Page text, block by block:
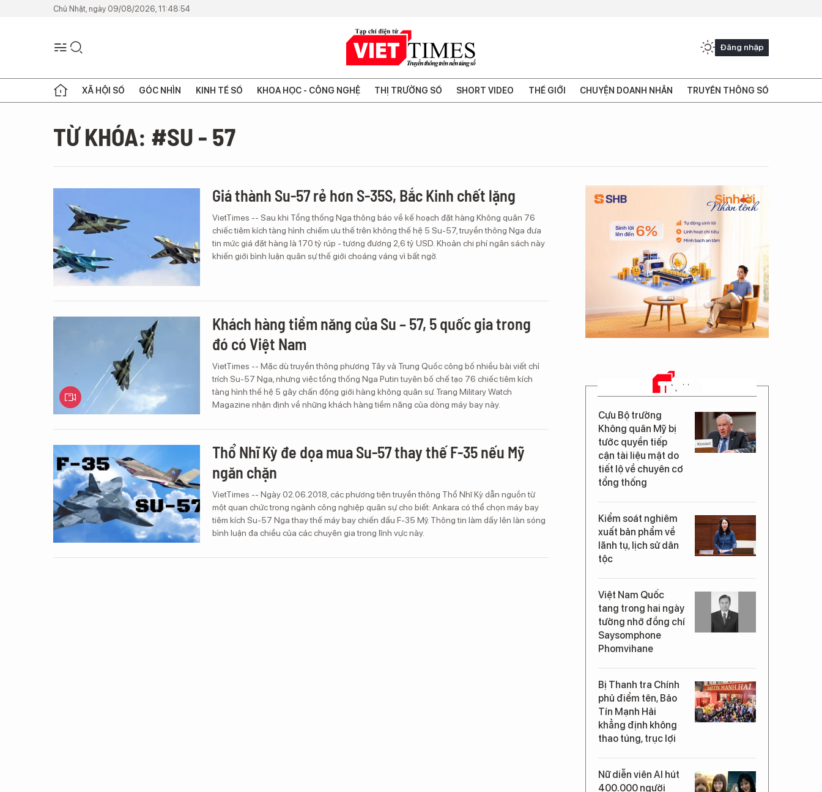
Chủ Nhật, ngày 09/08/2026, 11:48:54
Đăng nhập
XÃ HỘI SỐ GÓC NHÌN KINH TẾ SỐ KHOA HỌC - CÔNG NGHỆ THỊ TRƯỜNG SỐ SHORT VIDEO THẾ GIỚI CHUYỆN DOANH NHÂN TRUYỀN THÔNG SỐ
TỪ KHÓA: #SU - 57
Giá thành Su-57 rẻ hơn S-35S, Bắc Kinh chết lặng
VietTimes -- Sau khi Tổng thống Nga thông báo về kế hoạch đặt hàng Không quân 76
chiếc tiêm kích tàng hình chiếm ưu thế trên không thế hệ 5 Su-57, truyền thông Nga đưa
tin mức giá đặt hàng là 170 tỷ rúp - tương đương 2,6 tỷ USD. Khoản chi phí ngân sách này
khiến giới bình luận quân sự thế giới choáng váng vì bất ngờ.
Khách hàng tiềm năng của Su – 57, 5 quốc gia trong
đó có Việt Nam
VietTimes -- Mặc dù truyền thông phương Tây và Trung Quốc công bố nhiều bài viết chỉ
trích Su-57 Nga, nhưng việc tổng thống Nga Putin tuyên bố chế tạo 76 chiếc tiêm kích
tàng hình thế hệ 5 gây chấn động giới hàng không quân sự. Trang Military Watch
Magazine nhận định về những khách hàng tiềm năng của dòng máy bay này.
Thổ Nhĩ Kỳ đe dọa mua Su-57 thay thế F-35 nếu Mỹ
ngăn chặn
VietTimes -- Ngày 02.06.2018, các phương tiện truyền thông Thổ Nhĩ Kỳ dẫn nguồn từ
một quan chức trong ngành công nghiệp quân sự cho biết: Ankara có thể chọn máy bay
tiêm kích Su-57 Nga thay thế máy bay chiến đấu F-35 Mỹ. Thông tin làm dấy lên làn sóng
bình luận đa chiều của các chuyên gia trong lĩnh vực này.
TIN MỚI
Cựu Bộ trưởng
Không quân Mỹ bị
tước quyền tiếp
cận tài liệu mật do
tiết lộ về chuyên cơ
tổng thống
Kiểm soát nghiêm
xuất bản phẩm về
lãnh tụ, lịch sử dân
tộc
Việt Nam Quốc
tang trong hai ngày
tưởng nhớ đồng chí
Saysomphone
Phomvihane
Bị Thanh tra Chính
phủ điểm tên, Bảo
Tín Mạnh Hải
khẳng định không
thao túng, trục lợi
Nữ diễn viên AI hút
400.000 người